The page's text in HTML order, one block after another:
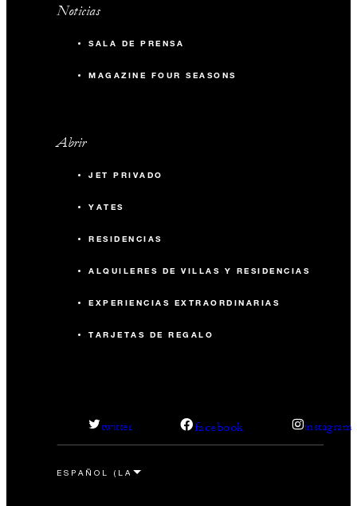
Aula
40 m2
Aula
Recepción -
Noticias
SALA DE PRENSA
MAGAZINE FOUR SEASONS
Abrir
JET PRIVADO
YATES
RESIDENCIAS
ALQUILERES DE VILLAS Y RESIDENCIAS
EXPERIENCIAS EXTRAORDINARIAS
TARJETAS DE REGALO
twitter facebook instagram